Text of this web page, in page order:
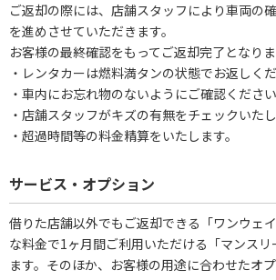
ご返却の際には、店舗スタッフにより車両の
を進めさせていただきます。
お客様の最終確認をもってご返却完了となりま
・レンタカーは燃料満タンの状態でお返しくだ
・車内にお忘れ物のないようにご確認ください
・店舗スタッフがキズの有無をチェックいたし
・超過時間等の料金精算をいたします。
サービス・オプション
借りた店舗以外でもご返却できる「ワンウェ
な料金で1ヶ月間ご利用いただける「マンス
ます。そのほか、お客様の用途に合わせたオ